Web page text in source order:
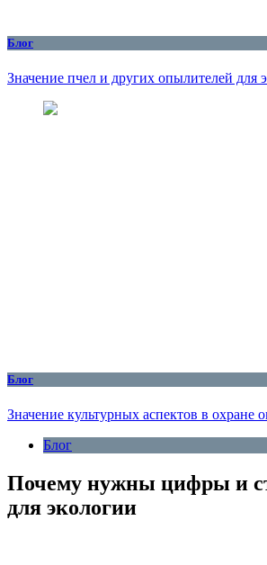
Блог
Значение пчел и других опылителей для
Блог
Значение культурных аспектов в
Блог
Почему нужны цифры и
для экологии